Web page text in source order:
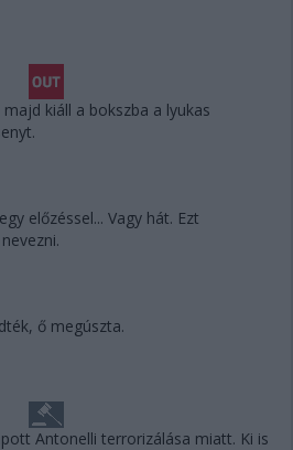
kiáll a bokszba a lyukas
előzéssel... Vagy hát. Ezt
ő megúszta.
Antonelli terrorizálása miatt. Ki is